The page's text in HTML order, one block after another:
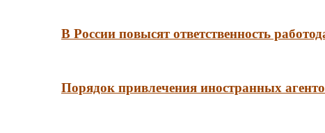
В России повысят ответственность
Порядок привлечения иностранных